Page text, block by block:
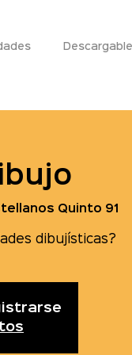
Quinto 91
dibujísticas?